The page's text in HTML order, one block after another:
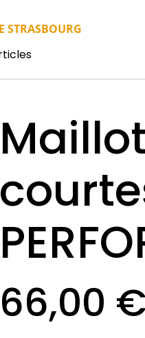
STRASBOURG
66,00 €